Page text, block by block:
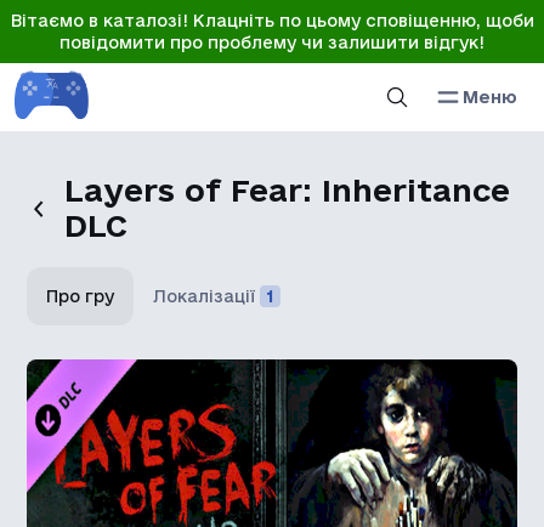
Вітаємо в каталозі! Клацніть по цьому сповіщенню, щоби
повідомити про проблему чи залишити відгук!
Меню
Layers of Fear: Inheritance
DLC
Про гру Локалізації 1